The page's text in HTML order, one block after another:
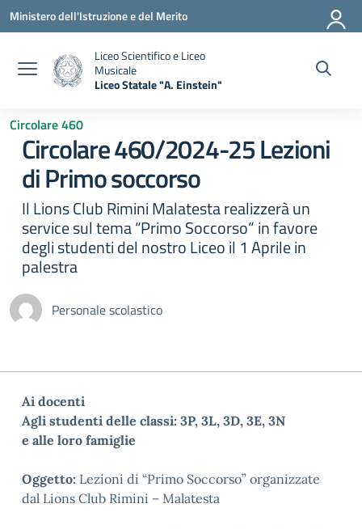
Vai ai contenuti
Vai al menu di navigazione
Vai al footer
Ministero dell'Istruzione e del Merito
Liceo Scientifico e Liceo
Musicale
Liceo Statale "A. Einstein"
Circolare 460
Circolare 460/2024-25 Lezioni
di Primo soccorso
Il Lions Club Rimini Malatesta realizzerà un
service sul tema “Primo Soccorso” in favore
degli studenti del nostro Liceo il 1 Aprile in
palestra
Personale scolastico
Ai docenti
Agli studenti delle classi: 3P, 3L, 3D, 3E, 3N
e alle loro famiglie
Oggetto: Lezioni di “Primo Soccorso” organizzate
dal Lions Club Rimini – Malatesta